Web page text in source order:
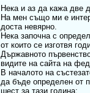
Нека и аз да кажа две
На мен също ми е
доста невярно.
Нека започна с
от които се изготвя
Държавното
видите на сайта на
В началото на
да бъде определен от
шест за тази година: